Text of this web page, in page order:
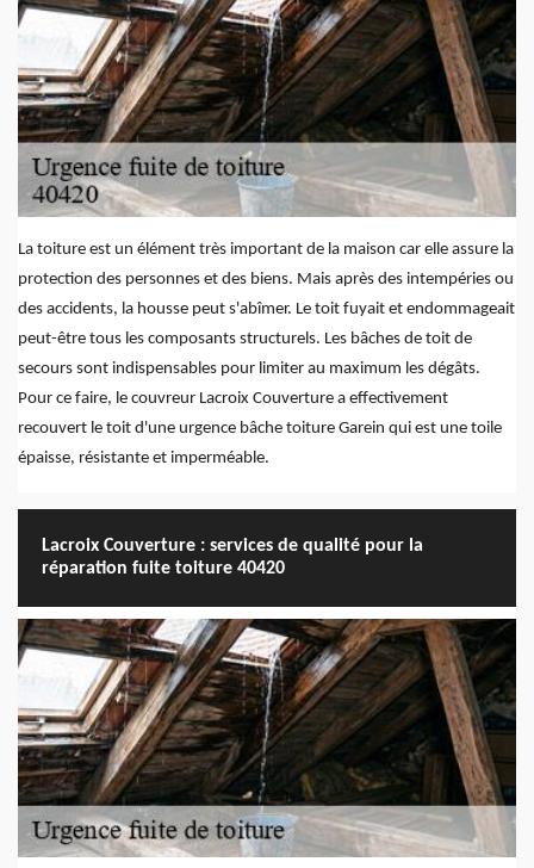
La toiture est un élément très important de la maison car elle assure la
protection des personnes et des biens. Mais après des intempéries ou
des accidents, la housse peut s'abîmer. Le toit fuyait et endommageait
peut-être tous les composants structurels. Les bâches de toit de
secours sont indispensables pour limiter au maximum les dégâts.
Pour ce faire, le couvreur Lacroix Couverture a effectivement
recouvert le toit d'une urgence bâche toiture Garein qui est une toile
épaisse, résistante et imperméable.
Lacroix Couverture : services de qualité pour la
réparation fuite toiture 40420